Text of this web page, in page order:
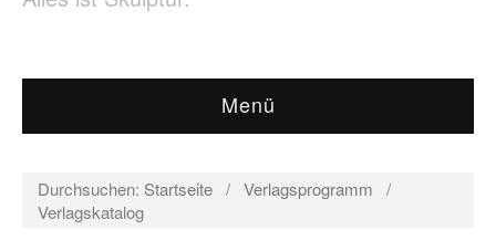
Menü
Durchsuchen: Startseite / Verlagsprogramm
/
Verlagskatalog